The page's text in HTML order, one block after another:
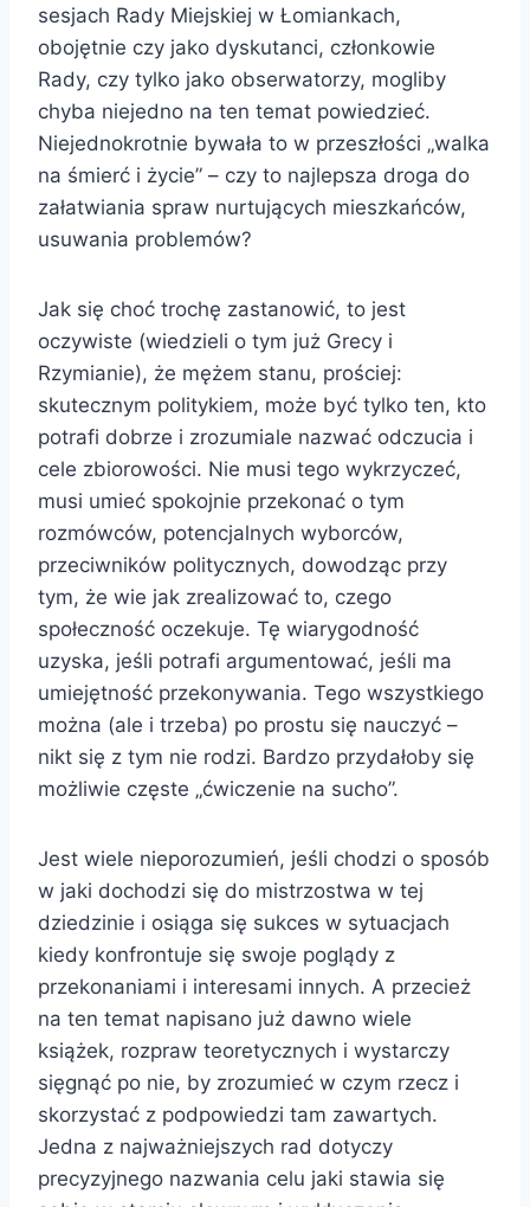
sesjach Rady Miejskiej w Łomiankach,
obojętnie czy jako dyskutanci, członkowie
Rady, czy tylko jako obserwatorzy, mogliby
chyba niejedno na ten temat powiedzieć.
Niejednokrotnie bywała to w przeszłości „walka
na śmierć i życie” – czy to najlepsza droga do
załatwiania spraw nurtujących mieszkańców,
usuwania problemów?
Jak się choć trochę zastanowić, to jest
oczywiste (wiedzieli o tym już Grecy i
Rzymianie), że mężem stanu, prościej:
skutecznym politykiem, może być tylko ten, kto
potrafi dobrze i zrozumiale nazwać odczucia i
cele zbiorowości. Nie musi tego wykrzyczeć,
musi umieć spokojnie przekonać o tym
rozmówców, potencjalnych wyborców,
przeciwników politycznych, dowodząc przy
tym, że wie jak zrealizować to, czego
społeczność oczekuje. Tę wiarygodność
uzyska, jeśli potrafi argumentować, jeśli ma
umiejętność przekonywania. Tego wszystkiego
można (ale i trzeba) po prostu się nauczyć –
nikt się z tym nie rodzi. Bardzo przydałoby się
możliwie częste „ćwiczenie na sucho”.
Jest wiele nieporozumień, jeśli chodzi o sposób
w jaki dochodzi się do mistrzostwa w tej
dziedzinie i osiąga się sukces w sytuacjach
kiedy konfrontuje się swoje poglądy z
przekonaniami i interesami innych. A przecież
na ten temat napisano już dawno wiele
książek, rozpraw teoretycznych i wystarczy
sięgnąć po nie, by zrozumieć w czym rzecz i
skorzystać z podpowiedzi tam zawartych.
Jedna z najważniejszych rad dotyczy
precyzyjnego nazwania celu jaki stawia się